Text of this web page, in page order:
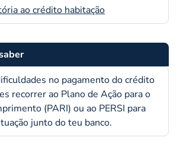
ao crédito habitação
no pagamento do crédito
recorrer ao Plano de Ação para o
(PARI) ou ao PERSI para
junto do teu banco.